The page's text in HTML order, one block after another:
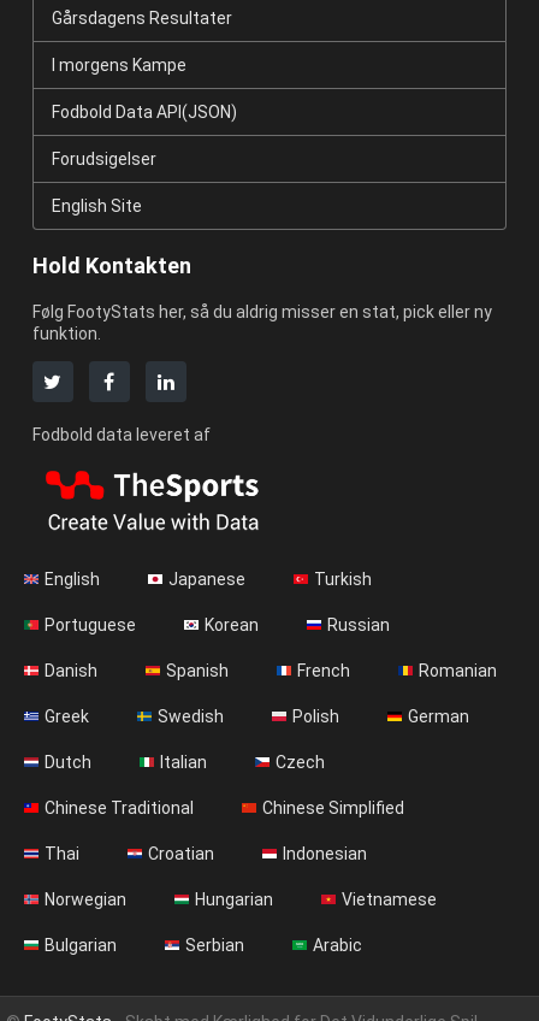
Gårsdagens Resultater
I morgens Kampe
Fodbold Data API(JSON)
Forudsigelser
English Site
Hold Kontakten
Følg FootyStats her, så du aldrig misser en stat, pick eller ny
funktion.
Fodbold data leveret af
English Japanese Turkish
Portuguese Korean Russian
Danish Spanish French Romanian
Greek Swedish Polish German
Dutch Italian Czech
Chinese Traditional Chinese Simplified
Thai Croatian Indonesian
Norwegian Hungarian Vietnamese
Bulgarian Serbian Arabic